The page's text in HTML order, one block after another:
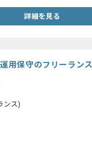
詳細を見る
用保守のフリーラン
ンス)